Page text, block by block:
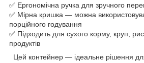
✅ Ергономічна ручка для зручного
✅ Мірна кришка — можна
порційного годування
✅ Підходить для сухого корму, круп,
продуктів
Цей контейнер — ідеальне рішення